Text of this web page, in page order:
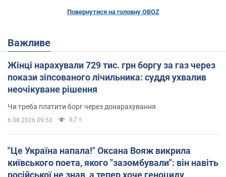
Повернутися на головну OBOZ
Важливе
Жінці нарахували 729 тис. грн боргу за газ через
покази зіпсованого лічильника: суддя ухвалив
неочікуване рішення
Чи треба платити борг через донарахування
6.08.2026 09:53 8,7 т.
"Це Україна напала!" Оксана Вояж викрила
київського поета, якого "зазомбували": він навіть
російської не знав, а тепер хоче геноциду